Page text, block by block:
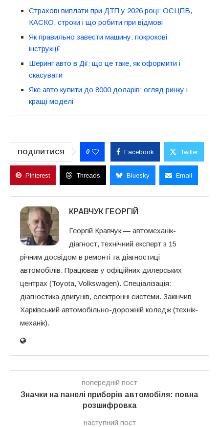
Страхові виплати при ДТП у 2026 році: ОСЦПВ,
КАСКО, строки і що робити при відмові
Як правильно завести машину: покрокові
інструкції
Шеринг авто в Дії: що це таке, як оформити і
скасувати
Яке авто купити до 8000 доларів: огляд ринку і
кращі моделі
ПОДІЛИТИСЯ 0 Facebook Twitter
Pinterest Threads Bluesky Email
КРАВЧУК ГЕОРГІЙ
Георгій Кравчук — автомеханік-
діагност, технічний експерт з 15
річним досвідом в ремонті та діагностиці
автомобілів. Працював у офіційних дилерських
центрах (Toyota, Volkswagen). Спеціалізація:
діагностика двигунів, електронні системи. Закінчив
Харківський автомобільно-дорожній коледж (технік-
механік).
попередній пост
Значки на панелі приборів автомобіля: повна
розшифровка
наступний пост